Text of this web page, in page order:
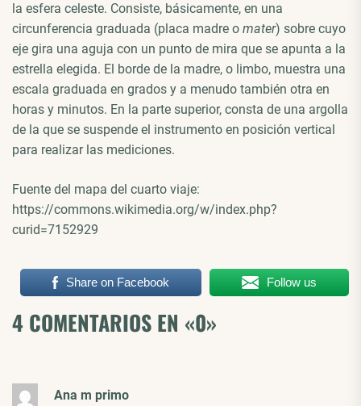
la esfera celeste. Consiste, básicamente, en una
circunferencia graduada (placa madre o mater) sobre cuyo
eje gira una aguja con un punto de mira que se apunta a la
estrella elegida. El borde de la madre, o limbo, muestra una
escala graduada en grados y a menudo también otra en
horas y minutos. En la parte superior, consta de una argolla
de la que se suspende el instrumento en posición vertical
para realizar las mediciones.
Fuente del mapa del cuarto viaje:
https://commons.wikimedia.org/w/index.php?
curid=7152929
Share on Facebook Follow us
4 COMENTARIOS EN «0»
Ana m primo